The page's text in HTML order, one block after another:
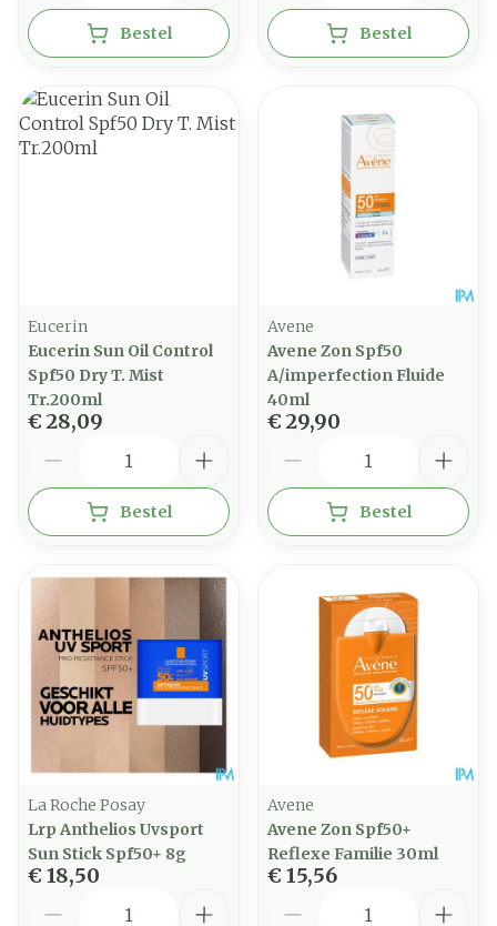
Bestel Bestel
Eucerin
Eucerin Sun Oil Control
Spf50 Dry T. Mist
Tr.200ml
€ 28,09
Bestel
Avene
Avene Zon Spf50
A/imperfection Fluide
40ml
€ 29,90
Bestel
La Roche Posay
Lrp Anthelios Uvsport
Sun Stick Spf50+ 8g
€ 18,50
Avene
Avene Zon Spf50+
Reflexe Familie 30ml
€ 15,56